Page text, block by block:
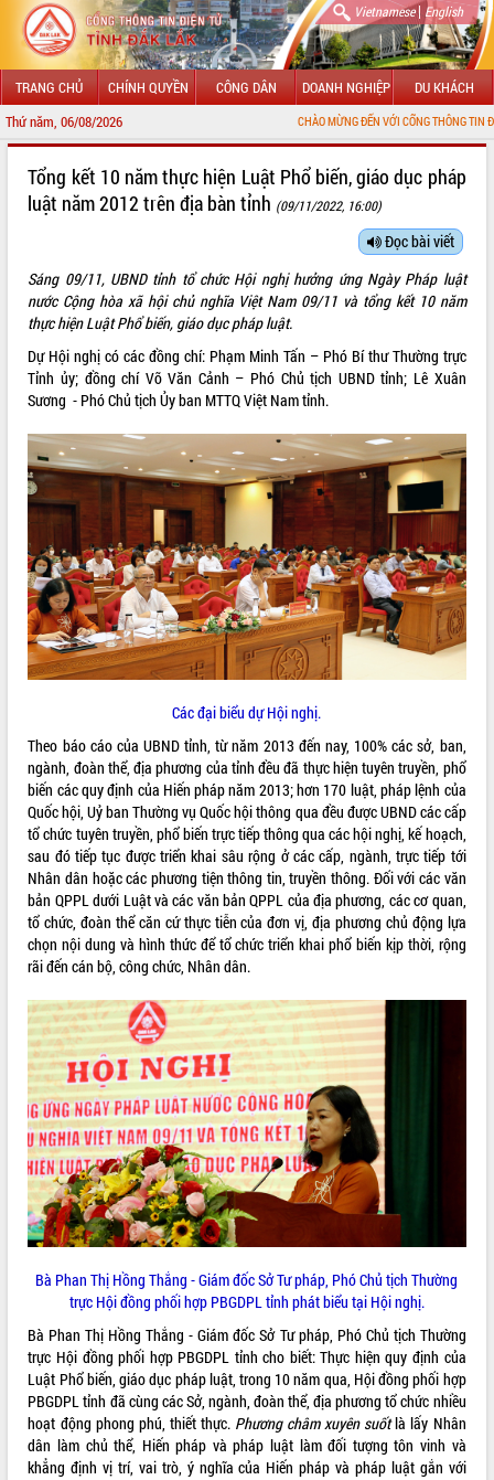
Vietnamese| English
TRANG CHỦ CHÍNH QUYỀN CÔNG DÂN DOANH NGHIỆP DU KHÁCH
Thứ năm, 06/08/2026 CHÀO MỪNG ĐẾN VỚI CỔNG THÔNG TIN ĐIỆN TỬ TỈNH
LÃNH ĐẠO UBND TỈNH
SỞ, BAN, NGÀNH
THÔNG TIN CHỈ ĐẠO ĐIỀU HÀNH
HỆ THỐNG VĂN BẢN
VĂN BẢN HĐND TỈNH
ĐIỂM TIN VĂN BẢN
QUY HOẠCH - KẾ HOẠCH
VIDEO
Lễ truy tặng danh hiệu “Bà Mẹ Việt
Lao động
UBND tỉnh Đắk Lắk triển khai nhiệm
vụ 6 tháng cuối năm 2026
Kỳ họp thứ Hai, Hội đồng nhân dân
tỉnh khóa XI quyết nghị nhiều nội dung
quan trọng
Bí thư Tỉnh ủy Lương Nguyễn Minh
Triết thăm, tặng quà người có công với
cách mạng
ALBUM ẢNH
Tổng kết 10 năm thực hiện Luật Phổ biến, giáo dục pháp
luật năm 2012 trên địa bàn tỉnh (09/11/2022, 16:00)
Đọc bài viết
Sáng 09/11, UBND tỉnh tổ chức Hội nghị hưởng ứng Ngày Pháp luật
nước Cộng hòa xã hội chủ nghĩa Việt Nam 09/11 và tổng kết 10 năm
thực hiện Luật Phổ biến, giáo dục pháp luật.
Dự Hội nghị có các đồng chí: Phạm Minh Tấn – Phó Bí thư Thường trực
Tỉnh ủy; đồng chí Võ Văn Cảnh – Phó Chủ tịch UBND tỉnh; Lê Xuân
Sương - Phó Chủ tịch Ủy ban MTTQ Việt Nam tỉnh.
Các đại biểu dự Hội nghị.
Theo báo cáo của UBND tỉnh, từ năm 2013 đến nay, 100% các sở, ban,
ngành, đoàn thể, địa phương của tỉnh đều đã thực hiện tuyên truyền, phổ
biến các quy định của Hiến pháp năm 2013; hơn 170 luật, pháp lệnh của
Quốc hội, Uỷ ban Thường vụ Quốc hội thông qua đều được UBND các cấp
tổ chức tuyên truyền, phổ biến trực tiếp thông qua các hội nghị, kế hoạch,
sau đó tiếp tục được triển khai sâu rộng ở các cấp, ngành, trực tiếp tới
Nhân dân hoặc các phương tiện thông tin, truyền thông. Đối với các văn
bản QPPL dưới Luật và các văn bản QPPL của địa phương, các cơ quan,
tổ chức, đoàn thể căn cứ thực tiễn của đơn vị, địa phương chủ động lựa
chọn nội dung và hình thức để tổ chức triển khai phổ biến kịp thời, rộng
rãi đến cán bộ, công chức, Nhân dân.
Bà Phan Thị Hồng Thắng - Giám đốc Sở Tư pháp, Phó Chủ tịch Thường
trực Hội đồng phối hợp PBGDPL tỉnh phát biểu tại Hội nghị.
Bà Phan Thị Hồng Thắng - Giám đốc Sở Tư pháp, Phó Chủ tịch Thường
trực Hội đồng phối hợp PBGDPL tỉnh cho biết: Thực hiện quy định của
Luật Phổ biến, giáo dục pháp luật, trong 10 năm qua, Hội đồng phối hợp
PBGDPL tỉnh đã cùng các Sở, ngành, đoàn thể, địa phương tổ chức nhiều
hoạt động phong phú, thiết thực. Phương châm xuyên suốtlà lấy Nhân
dân làm chủ thể, Hiến pháp và pháp luật làm đối tượng tôn vinh và
khẳng định vị trí, vai trò, ý nghĩa của Hiến pháp và pháp luật gắn với